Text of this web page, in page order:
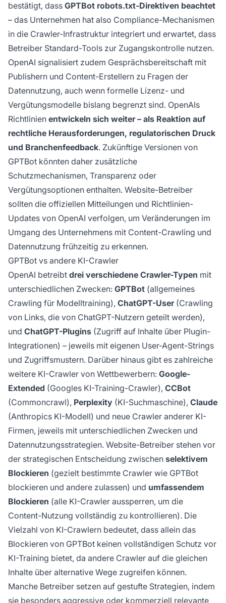
bestätigt, dass GPTBot robots.txt-Direktiven beachtet
– das Unternehmen hat also Compliance-Mechanismen
in die Crawler-Infrastruktur integriert und erwartet, dass
Betreiber Standard-Tools zur Zugangskontrolle nutzen.
OpenAI signalisiert zudem Gesprächsbereitschaft mit
Publishern und Content-Erstellern zu Fragen der
Datennutzung, auch wenn formelle Lizenz- und
Vergütungsmodelle bislang begrenzt sind. OpenAIs
Richtlinien entwickeln sich weiter – als Reaktion auf
rechtliche Herausforderungen, regulatorischen Druck
und Branchenfeedback. Zukünftige Versionen von
GPTBot könnten daher zusätzliche
Schutzmechanismen, Transparenz oder
Vergütungsoptionen enthalten. Website-Betreiber
sollten die offiziellen Mitteilungen und Richtlinien-
Updates von OpenAI verfolgen, um Veränderungen im
Umgang des Unternehmens mit Content-Crawling und
Datennutzung frühzeitig zu erkennen.
GPTBot vs andere KI-Crawler
OpenAI betreibt drei verschiedene Crawler-Typen mit
unterschiedlichen Zwecken: GPTBot (allgemeines
Crawling für Modelltraining), ChatGPT-User(Crawling
von Links, die von ChatGPT-Nutzern geteilt werden),
und ChatGPT-Plugins (Zugriff auf Inhalte über Plugin-
Integrationen) – jeweils mit eigenen User-Agent-Strings
und Zugriffsmustern. Darüber hinaus gibt es zahlreiche
weitere KI-Crawler von Wettbewerbern: Google-
Extended (Googles KI-Training-Crawler), CCBot
(Commoncrawl), Perplexity (KI-Suchmaschine), Claude
(Anthropics KI-Modell) und neue Crawler anderer KI-
Firmen, jeweils mit unterschiedlichen Zwecken und
Datennutzungsstrategien. Website-Betreiber stehen vor
der strategischen Entscheidung zwischen selektivem
Blockieren (gezielt bestimmte Crawler wie GPTBot
blockieren und andere zulassen) und umfassendem
Blockieren (alle KI-Crawler aussperren, um die
Content-Nutzung vollständig zu kontrollieren). Die
Vielzahl von KI-Crawlern bedeutet, dass allein das
Blockieren von GPTBot keinen vollständigen Schutz vor
KI-Training bietet, da andere Crawler auf die gleichen
Inhalte über alternative Wege zugreifen können.
Manche Betreiber setzen auf gestufte Strategien, indem
sie besonders aggressive oder kommerziell relevante